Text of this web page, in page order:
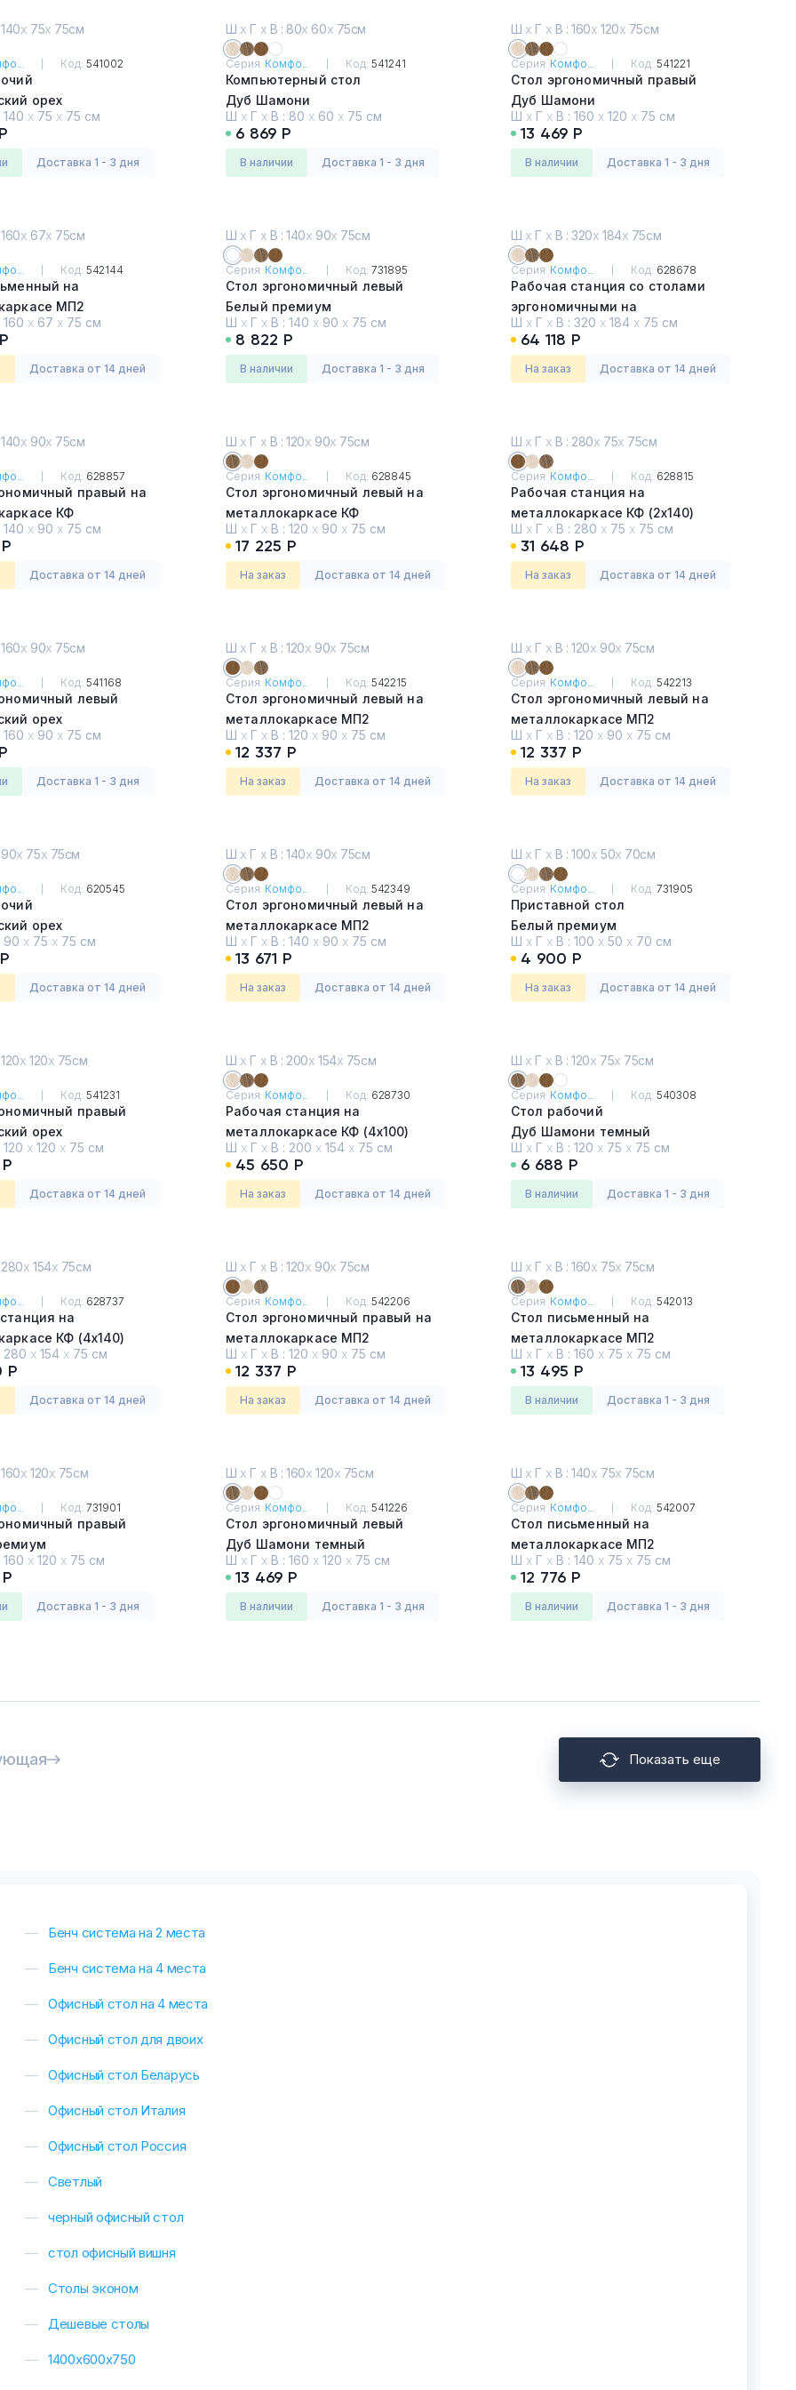
х 75х 75см
Код: 541002
орех
140 х 75 х 75 см
Доставка 1 - 3 дня
Ш х Г х В : 80х 60х 75см
Серия: Комфо... Код: 541241
Компьютерный стол
Дуб Шамони
Ш х Г х В : 80 х 60 х 75 см
6 869 Р
в наличии Доставка 1 - 3 дня
Ш х Г х В : 160х 120х 75см
Серия: Комфо... Код: 541221
Стол эргономичный правый
Дуб Шамони
Ш х Г х В : 160 х 120 х 75 см
13 469 Р
в наличии Доставка 1 - 3 дня
х 67х 75см
Код: 542144
на
МП2
орех
160 х 67 х 75 см
Доставка от 14 дней
Ш х Г х В : 140х 90х 75см
Серия: Комфо... Код: 731895
Стол эргономичный левый
Белый премиум
Ш х Г х В : 140 х 90 х 75 см
8 822 Р
в наличии Доставка 1 - 3 дня
Ш х Г х В : 320х 184х 75см
Серия: Комфо... Код: 628678
Рабочая станция со столами
эргономичными на
металлокаркасе КФ (4х160)
Дуб Шамони
Ш х Г х В : 320 х 184 х 75 см
64 118 Р
На заказ Доставка от 14 дней
х 90х 75см
Код: 628857
правый на
КФ
темный
140 х 90 х 75 см
Доставка от 14 дней
Ш х Г х В : 120х 90х 75см
Серия: Комфо... Код: 628845
Стол эргономичный левый на
металлокаркасе КФ
Дуб Шамони темный
Ш х Г х В : 120 х 90 х 75 см
17 225 Р
На заказ Доставка от 14 дней
Ш х Г х В : 280х 75х 75см
Серия: Комфо... Код: 628815
Рабочая станция на
металлокаркасе КФ (2х140)
Французский орех
Ш х Г х В : 280 х 75 х 75 см
31 648 Р
На заказ Доставка от 14 дней
х 90х 75см
Код: 541168
левый
орех
160 х 90 х 75 см
Доставка 1 - 3 дня
Ш х Г х В : 120х 90х 75см
Серия: Комфо... Код: 542215
Стол эргономичный левый на
металлокаркасе МП2
Французский орех
Ш х Г х В : 120 х 90 х 75 см
12 337 Р
На заказ Доставка от 14 дней
Ш х Г х В : 120х 90х 75см
Серия: Комфо... Код: 542213
Стол эргономичный левый на
металлокаркасе МП2
Дуб Шамони
Ш х Г х В : 120 х 90 х 75 см
12 337 Р
На заказ Доставка от 14 дней
90х 75х 75см
Код: 620545
орех
90 х 75 х 75 см
Доставка от 14 дней
Ш х Г х В : 140х 90х 75см
Серия: Комфо... Код: 542349
Стол эргономичный левый на
металлокаркасе МП2
Дуб Шамони
Ш х Г х В : 140 х 90 х 75 см
13 671 Р
На заказ Доставка от 14 дней
Ш х Г х В : 100х 50х 70см
Серия: Комфо... Код: 731905
Приставной стол
Белый премиум
Ш х Г х В : 100 х 50 х 70 см
4 900 Р
На заказ Доставка от 14 дней
х 120х 75см
Код: 541231
правый
орех
120 х 120 х 75 см
Доставка от 14 дней
Ш х Г х В : 200х 154х 75см
Серия: Комфо... Код: 628730
Рабочая станция на
металлокаркасе КФ (4х100)
Дуб Шамони
Ш х Г х В : 200 х 154 х 75 см
45 650 Р
На заказ Доставка от 14 дней
Ш х Г х В : 120х 75х 75см
Серия: Комфо... Код: 540308
Стол рабочий
Дуб Шамони темный
Ш х Г х В : 120 х 75 х 75 см
6 688 Р
в наличии Доставка 1 - 3 дня
х 154х 75см
Код: 628737
на
КФ (4х140)
темный
280 х 154 х 75 см
Р
Доставка от 14 дней
Ш х Г х В : 120х 90х 75см
Серия: Комфо... Код: 542206
Стол эргономичный правый на
металлокаркасе МП2
Французский орех
Ш х Г х В : 120 х 90 х 75 см
12 337 Р
На заказ Доставка от 14 дней
Ш х Г х В : 160х 75х 75см
Серия: Комфо... Код: 542013
Стол письменный на
металлокаркасе МП2
Дуб Шамони темный
Ш х Г х В : 160 х 75 х 75 см
13 495 Р
в наличии Доставка 1 - 3 дня
х 120х 75см
Код: 731901
правый
160 х 120 х 75 см
Доставка 1 - 3 дня
Ш х Г х В : 160х 120х 75см
Серия: Комфо... Код: 541226
Стол эргономичный левый
Дуб Шамони темный
Ш х Г х В : 160 х 120 х 75 см
13 469 Р
в наличии Доставка 1 - 3 дня
Ш х Г х В : 140х 75х 75см
Серия: Комфо... Код: 542007
Стол письменный на
металлокаркасе МП2
Дуб Шамони
Ш х Г х В : 140 х 75 х 75 см
12 776 Р
в наличии Доставка 1 - 3 дня
Показать еще
Бенч система на 2 места
Бенч система на 4 места
Офисный стол на 4 места
Офисный стол для двоих
Офисный стол Беларусь
Офисный стол Италия
Офисный стол Россия
Светлый
черный офисный стол
стол офисный вишня
Столы эконом
Дешевые столы
1400х600х750